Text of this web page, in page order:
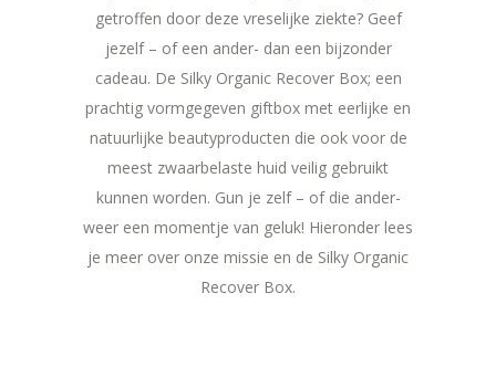
getroffen door deze vreselijke ziekte? Geef
jezelf – of een ander- dan een bijzonder
cadeau. De Silky Organic Recover Box; een
prachtig vormgegeven giftbox met eerlijke en
natuurlijke beautyproducten die ook voor de
meest zwaarbelaste huid veilig gebruikt
kunnen worden. Gun je zelf – of die ander-
weer een momentje van geluk! Hieronder lees
je meer over onze missie en de Silky Organic
Recover Box.